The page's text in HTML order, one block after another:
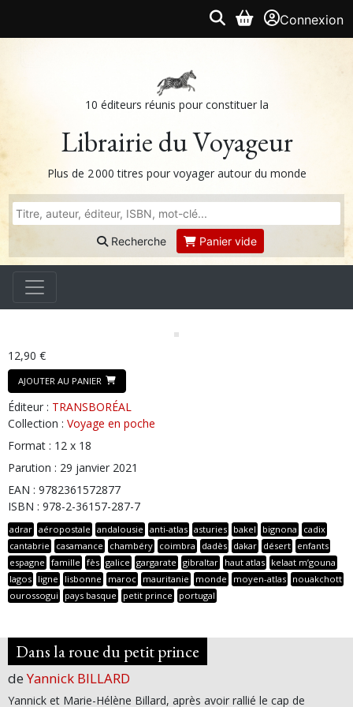
Connexion
10 éditeurs réunis pour constituer la
Librairie du Voyageur
Plus de 2 000 titres pour voyager autour du monde
Recherche Panier vide
12,90 €
AJOUTER AU PANIER
Éditeur : TRANSBORÉAL
Collection : Voyage en poche
Format : 12 x 18
Parution : 29 janvier 2021
EAN : 9782361572877
ISBN : 978-2-36157-287-7
adrar aéropostale andalousie anti-atlas asturies bakel bignona
cadix
cantabrie
casamance chambéry coimbra dadès dakar désert enfants
espagne famille fès galice gargarate gibraltar haut atlas kelaat m’gouna
lagos ligne lisbonne maroc mauritanie monde moyen-atlas nouakchott
ourossogui
pays basque petit prince portugal
Dans la roue du petit prince
de Yannick BILLARD
Yannick et Marie-Hélène Billard, après avoir rallié le cap de